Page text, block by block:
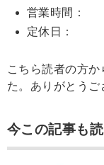
営業時間：
定休日：
こちら読者の方
た。ありがとうご
今この記事も